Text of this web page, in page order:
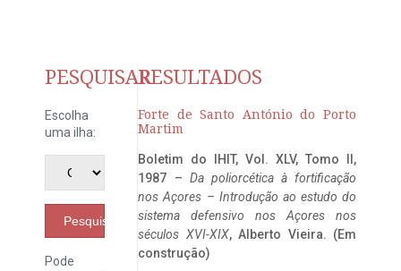
PESQUISAR
Escolha
uma ilha:
Pesquisar
Pode
RESULTADOS
Forte de Santo António do Porto
Martim
Boletim do IHIT, Vol. XLV, Tomo II,
1987 – Da poliorcética à fortificação
nos Açores – Introdução ao estudo do
sistema defensivo nos Açores nos
séculos XVI-XIX, Alberto Vieira. (Em
construção)